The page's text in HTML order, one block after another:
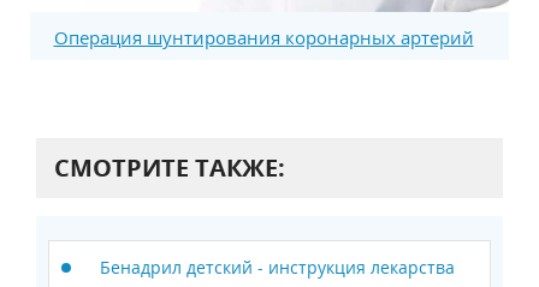
Операция шунтирования коронарных артерий
СМОТРИТЕ ТАКЖЕ:
Бенадрил детский - инструкция лекарства